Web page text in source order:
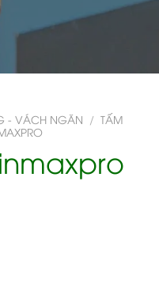
- VÁCH NGĂN / TẤM